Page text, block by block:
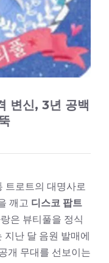
변신, 3년 공백
트로트의 대명사로
깨고 디스코 팝트
은 뷰티풀을 정식
지난 달 음원 발매에
개 무대를 선보이는